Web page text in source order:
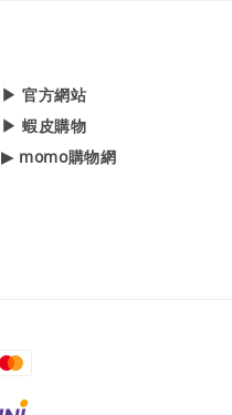
▶ 官方網站
▶ 蝦皮購物
▶ momo購物網